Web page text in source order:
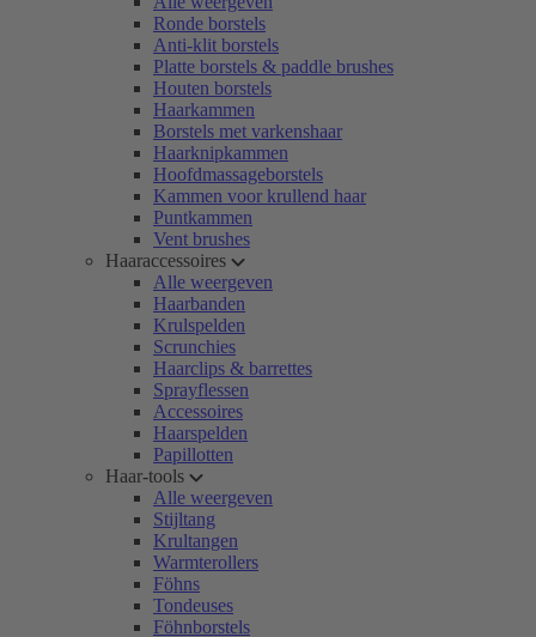
Ronde borstels
Anti-klit borstels
Platte borstels & paddle brushes
Houten borstels
Haarkammen
Borstels met varkenshaar
Haarknipkammen
Hoofdmassageborstels
Kammen voor krullend haar
Puntkammen
Vent brushes
Haaraccessoires
Alle weergeven
Haarbanden
Krulspelden
Scrunchies
Haarclips & barrettes
Sprayflessen
Accessoires
Haarspelden
Papillotten
Haar-tools
Alle weergeven
Stijltang
Krultangen
Warmterollers
Föhns
Tondeuses
Föhnborstels